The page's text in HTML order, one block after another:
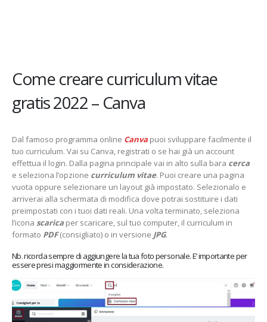
Come creare curriculum vitae
gratis 2022 – Canva
Dal famoso programma online Canva puoi sviluppare facilmente il
tuo curriculum. Vai su Canva, registrati o se hai già un account
effettua il login. Dalla pagina principale vai in alto sulla bara cerca
e seleziona l’opzione curriculum vitae. Puoi creare una pagina
vuota oppure selezionare un layout già impostato. Selezionalo e
arriverai alla schermata di modifica dove potrai sostituire i dati
preimpostati con i tuoi dati reali. Una volta terminato, seleziona
l’icona scarica per scaricare, sul tuo computer, il curriculum in
formato PDF(consigliato) o in versione JPG.
Nb. ricorda sempre di aggiungere la tua foto personale. E’ importante per
essere presi maggiormente in considerazione.